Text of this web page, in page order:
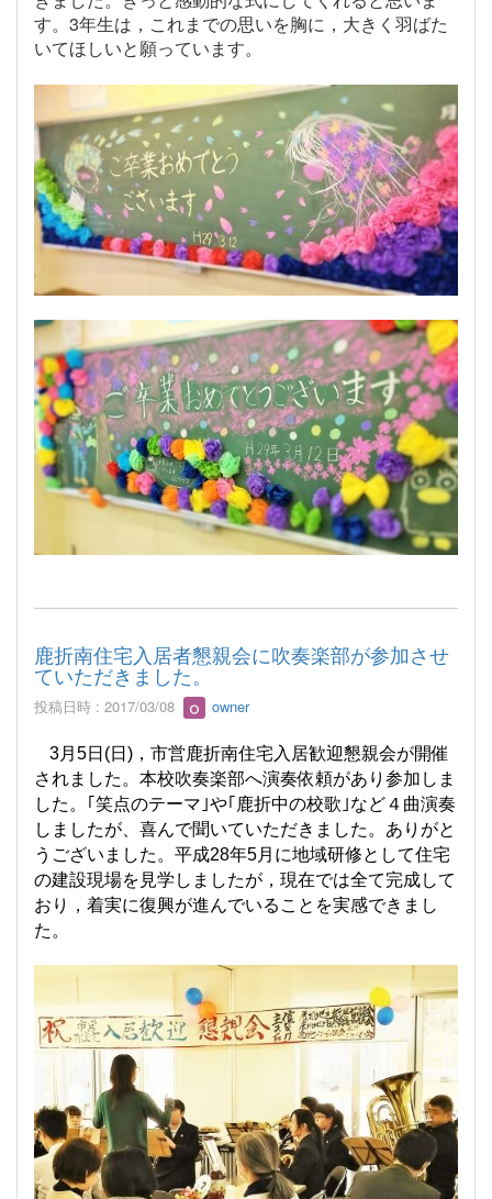
す。3年生は，これまでの思いを胸に，大きく羽ばた
いてほしいと願っています。
鹿折南住宅入居者懇親会に吹奏楽部が参加させ
ていただきました。
投稿日時 : 2017/03/08 owner
3月 5日 (日 ) ，市営鹿折南住宅入居歓迎懇親会が開催
されました。本校吹奏楽部へ演奏依頼があり参加しま
した。｢笑点のテーマ｣や｢鹿折中の校歌｣など４曲演奏
しましたが、喜んで聞いていただきました。ありがと
うございました。平成28年5月に地域研修として住宅
の建設現場を見学しましたが，現在では全て完成して
おり，着実に復興が進んでいることを実感できまし
た。